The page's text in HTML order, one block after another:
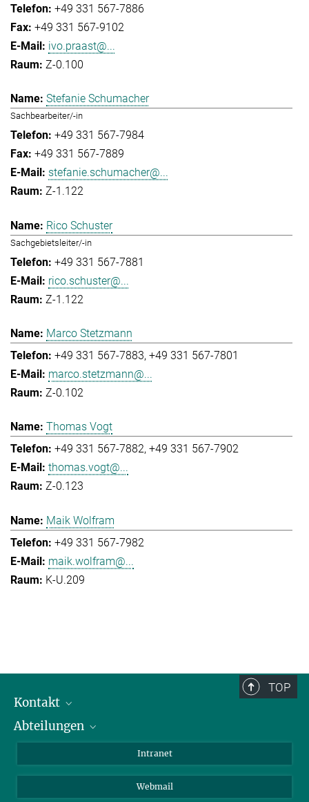
+49 331 567-7886
+49 331 567-9102
ivo.praast@...
Z-0.100
Stefanie Schumacher
Sachbearbeiter/-in
+49 331 567-7984
+49 331 567-7889
stefanie.schumacher@...
Z-1.122
Rico Schuster
Sachgebietsleiter/-in
+49 331 567-7881
rico.schuster@...
Z-1.122
Marco Stetzmann
+49 331 567-7883 +49 331 567-7801
marco.stetzmann@...
Z-0.102
Thomas Vogt
+49 331 567-7882 +49 331 567-7902
thomas.vogt@...
Z-0.123
Maik Wolfram
+49 331 567-7982
maik.wolfram@...
K-U.209
TOP
Kontakt
Mitarbeiterverzeichnis
Abteilungen
Kolloidchemie
Intranet
Webmail